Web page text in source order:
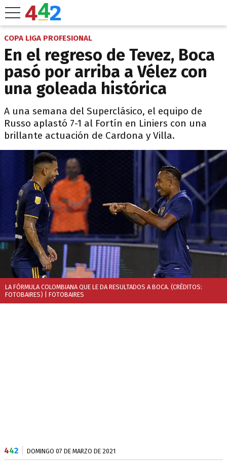
COPA LIGA PROFESIONAL
En el regreso de Tevez, Boca
pasó por arriba a Vélez con
una goleada histórica
A una semana del Superclásico, el equipo de
Russo aplastó 7-1 al Fortín en Liniers con una
brillante actuación de Cardona y Villa.
LA FÓRMULA COLOMBIANA QUE LE DA RESULTADOS A BOCA. (CRÉDITOS:
FOTOBAIRES) | FOTOBAIRES
442 DOMINGO 07 DE MARZO DE 2021